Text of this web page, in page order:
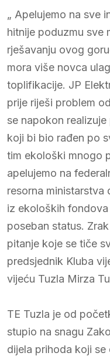
„ Apelujemo na sve
hitnije poduzmu sve
rješavanju ovog
mora više novca
toplifikacije. JP
prije riješi problem
se napokon
koji bi bio rađen po
tim ekološki mnogo
apelujemo na
resorna ministarstva
iz ekoloških
poseban status.
pitanje koje se tiče
predsjednik Kluba
vijeću Tuzla Mirza
TE Tuzla je od
stupio na snagu
dijela prihoda koji